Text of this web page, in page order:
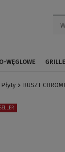
WĘGLOWE
RUSZT